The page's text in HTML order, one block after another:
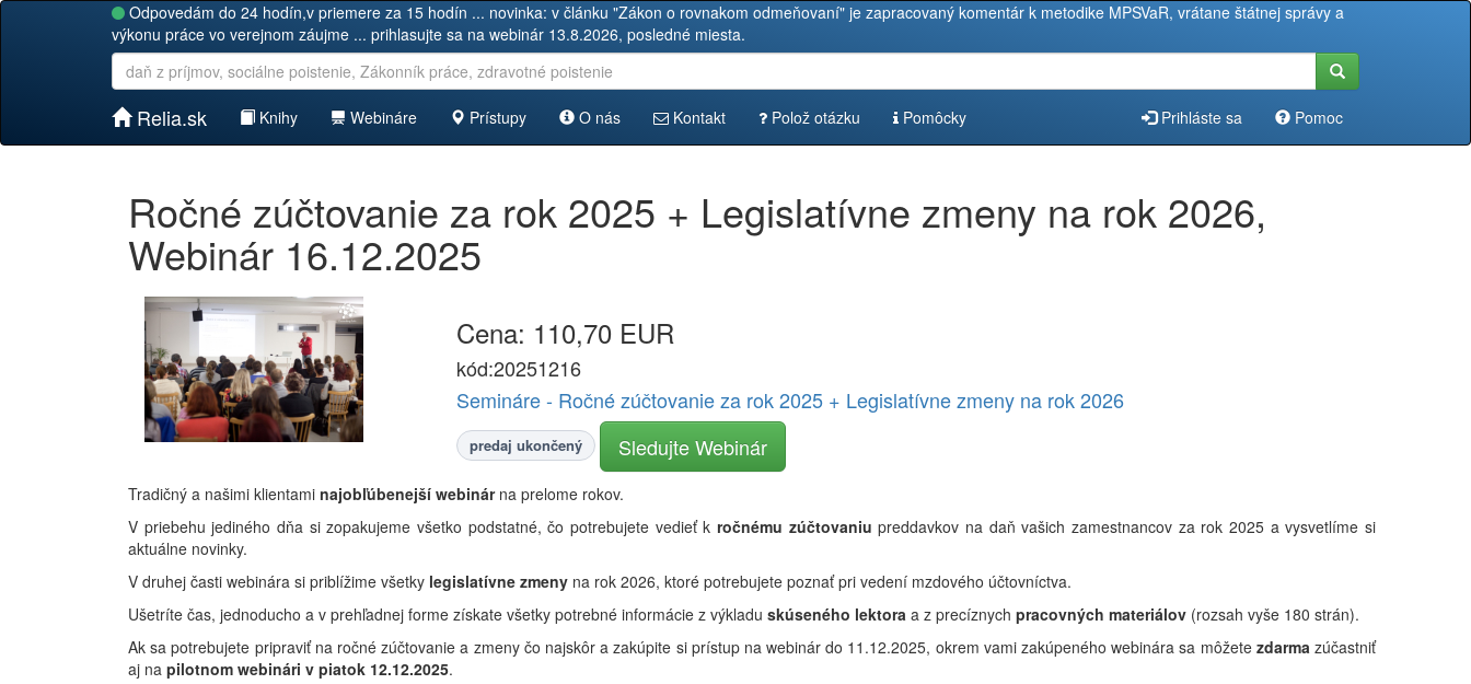
Odpovedám do 24 hodín,v priemere za 15 hodín ... novinka: v článku "Zákon o rovnakom odmeňovaní" je zapracovaný komentár k metodike MPSVaR, vrátane štátnej správy a
výkonu práce vo verejnom záujme ... prihlasujte sa na webinár 13.8.2026, posledné miesta.
Relia.sk Knihy Webináre Prístupy O nás Kontakt Polož otázku Pomôcky Prihláste sa Pomoc
Ročné zúčtovanie za rok 2025 + Legislatívne zmeny na rok 2026,
Webinár 16.12.2025
Cena: 110,70 EUR
kód:20251216
Semináre - Ročné zúčtovanie za rok 2025 + Legislatívne zmeny na rok 2026
predaj ukončený Sledujte Webinár
Tradičný a našimi klientami najobľúbenejší webinárna prelome rokov.
V priebehu jediného dňa si zopakujeme všetko podstatné, čo potrebujete vedieť k ročnému zúčtovaniu preddavkov na daň vašich zamestnancov za rok 2025 a vysvetlíme si
aktuálne novinky.
V druhej časti webinára si priblížime všetky legislatívne zmeny na rok 2026, ktoré potrebujete poznať pri vedení mzdového účtovníctva.
Ušetríte čas, jednoducho a v prehľadnej forme získate všetky potrebné informácie z výkladu skúseného lektora a z precíznych pracovných materiálov (rozsah vyše 180 strán).
Ak sa potrebujete pripraviť na ročné zúčtovanie a zmeny čo najskôr a zakúpite si prístup na webinár do 11.12.2025, okrem vami zakúpeného webinára sa môžete zdarmazúčastniť
aj na pilotnom webinári v piatok 12.12.2025.